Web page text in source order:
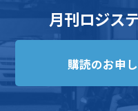
月刊ロジス
購読のお申